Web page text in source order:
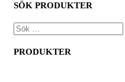
SÖK PRODUKTER
SÖK
PRODUKTER